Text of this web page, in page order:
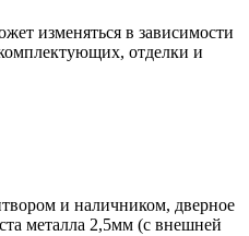
изменяться в зависимости
отделки и
и наличником, дверное
металла 2,5мм (с внешней